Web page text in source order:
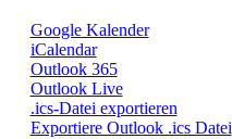
Google Kalender
iCalendar
Outlook 365
Outlook Live
.ics-Datei exportieren
Exportiere Outlook .ics Datei